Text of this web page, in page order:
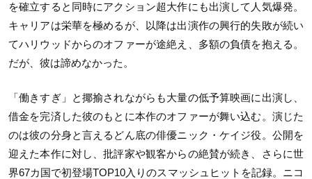
を確立すると同時にアクション超大作にも出演して人気爆発。
キャリアは栄華を極めるが、以降は出演作の興行的失敗が続い
てハリウッドからのオファーが途絶え、多額の負債を抱える。
だが、彼は諦めなかった。
「働きすぎ」と揶揄されながらも大量の低予算映画に出演し、
借金を完済した彼のもとに本作のオファーが舞い込む。演じた
のは彼の分身と言えるどん底の俳優ニック・ケイジ役。公開を
迎えた本作に対し、批評家や観客からの絶賛が続き、さらに世
界67カ国で初登場TOP10入りのスマッシュヒットを記録。ニコ